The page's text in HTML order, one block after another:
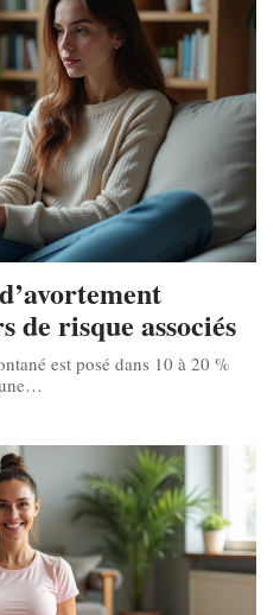
de risque associés
est posé dans 10 à 20 %
…